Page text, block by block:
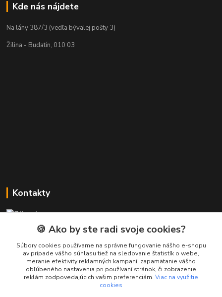
Kde nás nájdete
Na lány 387/3 (vedľa bývalej pošty 3)
Žilina - Budatín, 010 03
Kontakty
+421 911 010 560
Po-Pia, 13-17 hod.
info@presmartfon.sk
🍪 Ako by ste radi svoje cookies?
Súbory cookies používame na správne fungovanie nášho e-shopu
av prípade vášho súhlasu tiež na sledovanie štatistík o webe,
meranie efektivity reklamných kampaní, zapamätanie vášho
obľúbeného nastavenia pri používaní stránok, či zobrazenie
reklám zodpovedajúcich vašim preferenciám. Viac na využitie
cookies